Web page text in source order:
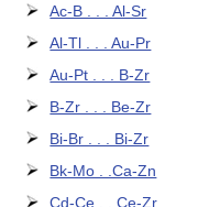
Ac-B . . . Al-Sr
Al-Tl . . . Au-Pr
Au-Pt . . . B-Zr
B-Zr . . . Be-Zr
Bi-Br . . . Bi-Zr
Bk-Mo . .Ca-Zn
Cd-Ce . . Ce-Zr